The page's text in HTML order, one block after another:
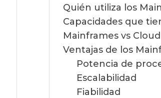
Quién utiliza los
Capacidades que
Mainframes vs
Ventajas de los
Potencia de
Escalabilidad
Fiabilidad